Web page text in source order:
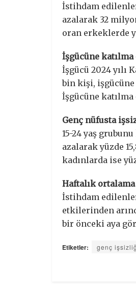
İstihdam
azalarak 32
oran erkeklerde
İşgücüne katılma
İşgücü 2024 yılı
bin kişi, işgücüne
İşgücüne katılma
Genç nüfusta
15-24 yaş
azalarak yüzde
kadınlarda ise
Haftalık
İstihdam
etkilerinden
bir önceki aya
Etiketler: genç